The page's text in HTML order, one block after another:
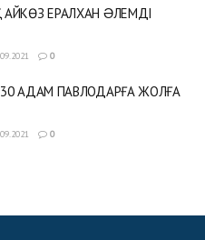
ЕРАЛХАН ƏЛЕМДІ
0
30 АДАМ ПАВЛОДАРҒА ЖОЛҒА
0